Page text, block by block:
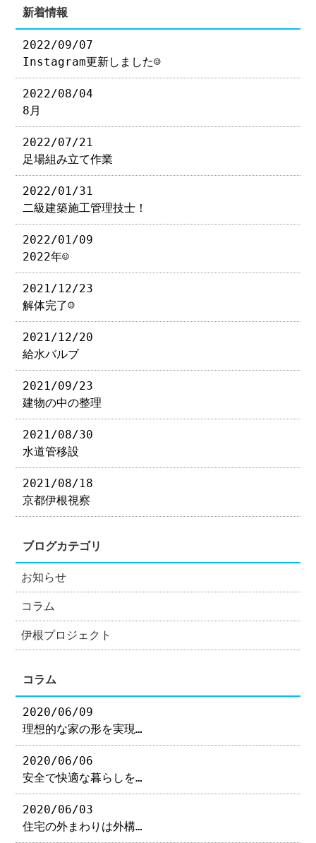
新着情報
2022/09/07
Instagram更新しました☺︎
2022/08/04
8月
2022/07/21
足場組み立て作業
2022/01/31
二級建築施工管理技士！
2022/01/09
2022年☺︎
2021/12/23
解体完了☺︎
2021/12/20
給水バルブ
2021/09/23
建物の中の整理
2021/08/30
水道管移設
2021/08/18
京都伊根視察
ブログカテゴリ
お知らせ
コラム
伊根プロジェクト
コラム
2020/06/09
理想的な家の形を実現…
2020/06/06
安全で快適な暮らしを…
2020/06/03
住宅の外まわりは外構…